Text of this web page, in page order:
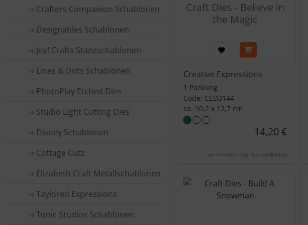
›› Crafters Companion Schablonen
›› Designables Schablonen
›› Joy! Crafts Stanzschablonen
›› Lines & Dots Schablonen
›› PhotoPlay Etched Dies
›› Studio Light Cutting Dies
›› Disney Schablonen
›› Cottage Cutz
›› Elizabeth Craft Metallschablonen
›› Taylored Expressions
›› Tonic Studios Schablonen
Craft Dies - Believe in
the Magic
Creative Expressions
1 Packung
Code: CED3144
ca. 10,2 x 12,7 cm
14,20 €
inkl. 19 % MwSt. zzgl. Versandkosten